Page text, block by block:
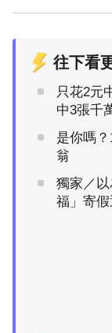
往下看
只花2元
中3張千
是你嗎
翁
獨家／
福」寄假